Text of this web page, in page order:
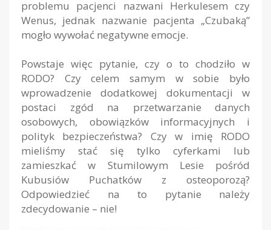
problemu pacjenci nazwani Herkulesem czy
Wenus, jednak nazwanie pacjenta „Czubaką”
mogło wywołać negatywne emocje.
Powstaje więc pytanie, czy o to chodziło w
RODO? Czy celem samym w sobie było
wprowadzenie dodatkowej dokumentacji w
postaci zgód na przetwarzanie danych
osobowych, obowiązków informacyjnych i
polityk bezpieczeństwa? Czy w imię RODO
mieliśmy stać się tylko cyferkami lub
zamieszkać w Stumilowym Lesie pośród
Kubusiów Puchatków z osteoporozą?
Odpowiedzieć na to pytanie należy
zdecydowanie – nie!